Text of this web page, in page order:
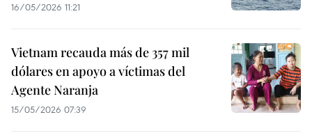
16/05/2026 11:21
Vietnam recauda más de 357 mil
dólares en apoyo a víctimas del
Agente Naranja
15/05/2026 07:39